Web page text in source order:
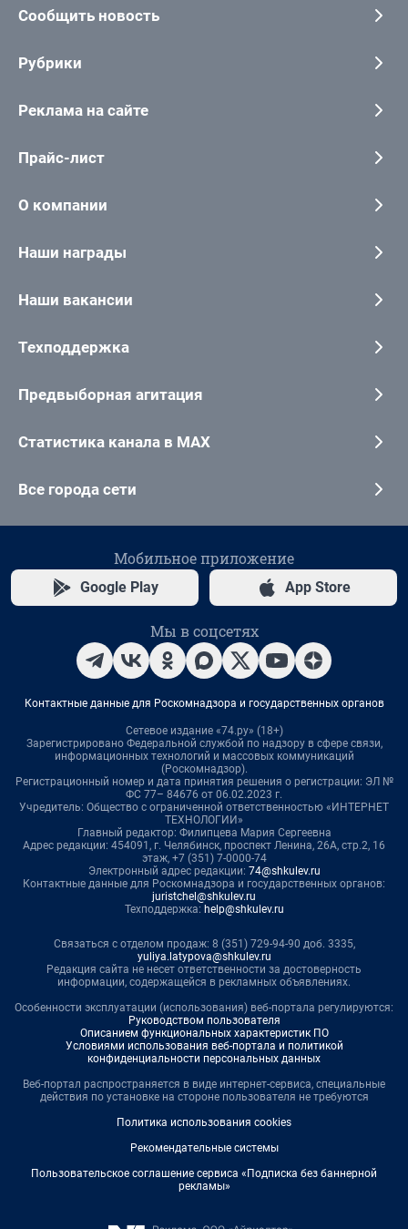
Сообщить новость
Рубрики
Реклама на сайте
Прайс-лист
О компании
Наши награды
Наши вакансии
Техподдержка
Предвыборная агитация
Статистика канала в MAX
Все города сети
Мобильное приложение
Google Play App Store
Мы в соцсетях
Контактные данные для Роскомнадзора и государственных органов
Сетевое издание «74.ру» (18+)
Зарегистрировано Федеральной службой по надзору в сфере связи,
информационных технологий и массовых коммуникаций
(Роскомнадзор).
Регистрационный номер и дата принятия решения о регистрации: ЭЛ №
ФС 77– 84676 от 06.02.2023 г.
Учредитель: Общество с ограниченной ответственностью «ИНТЕРНЕТ
ТЕХНОЛОГИИ»
Главный редактор: Филипцева Мария Сергеевна
Адрес редакции: 454091, г. Челябинск, проспект Ленина, 26А, стр.2, 16
этаж, +7 (351) 7-0000-74
Электронный адрес редакции: 74@shkulev.ru
Контактные данные для Роскомнадзора и государственных органов:
juristchel@shkulev.ru
Техподдержка: help@shkulev.ru
Связаться с отделом продаж: 8 (351) 729-94-90 доб. 3335,
yuliya.latypova@shkulev.ru
Редакция сайта не несет ответственности за достоверность
информации, содержащейся в рекламных объявлениях.
Особенности эксплуатации (использования) веб-портала регулируются:
Руководством пользователя
Описанием функциональных характеристик ПО
Условиями использования веб-портала и политикой
конфиденциальности персональных данных
Веб-портал распространяется в виде интернет-сервиса, специальные
действия по установке на стороне пользователя не требуются
Политика использования cookies
Рекомендательные системы
Пользовательское соглашение сервиса «Подписка без баннерной
рекламы»